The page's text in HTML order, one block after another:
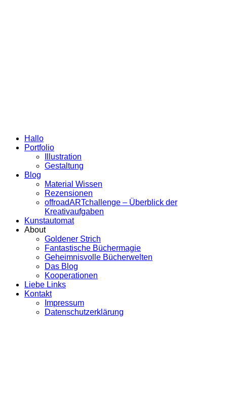
Hallo
Portfolio
Illustration
Gestaltung
Blog
Material Wissen
Rezensionen
offroadARTchallenge – Überblick der
Kreativaufgaben
Kunstautomat
About
Goldener Strich
Fantastische Büchermagie
Geheimnisvolle Bücherwelten
Das Blog
Kooperationen
Liebe Links
Kontakt
Impressum
Datenschutzerklärung